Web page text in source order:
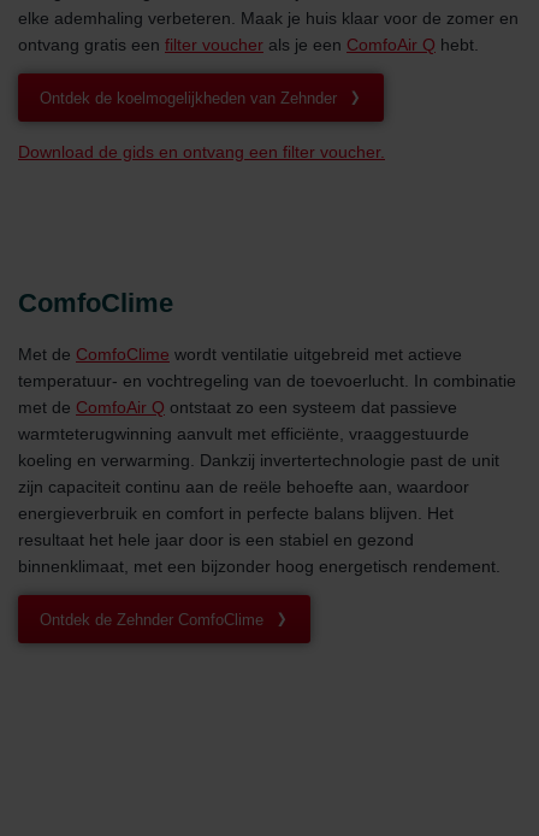
elke ademhaling verbeteren. Maak je huis klaar voor de zomer en
ontvang gratis een filter voucher als je een ComfoAir Q hebt.
Ontdek de koelmogelijkheden van Zehnder
Download de gids en ontvang een filter voucher.
ComfoClime
Met de ComfoClime wordt ventilatie uitgebreid met actieve
temperatuur- en vochtregeling van de toevoerlucht. In combinatie
met de ComfoAir Q ontstaat zo een systeem dat passieve
warmteterugwinning aanvult met efficiënte, vraaggestuurde
koeling en verwarming. Dankzij invertertechnologie past de unit
zijn capaciteit continu aan de reële behoefte aan, waardoor
energieverbruik en comfort in perfecte balans blijven. Het
resultaat het hele jaar door is een stabiel en gezond
binnenklimaat, met een bijzonder hoog energetisch rendement.
Ontdek de Zehnder ComfoClime